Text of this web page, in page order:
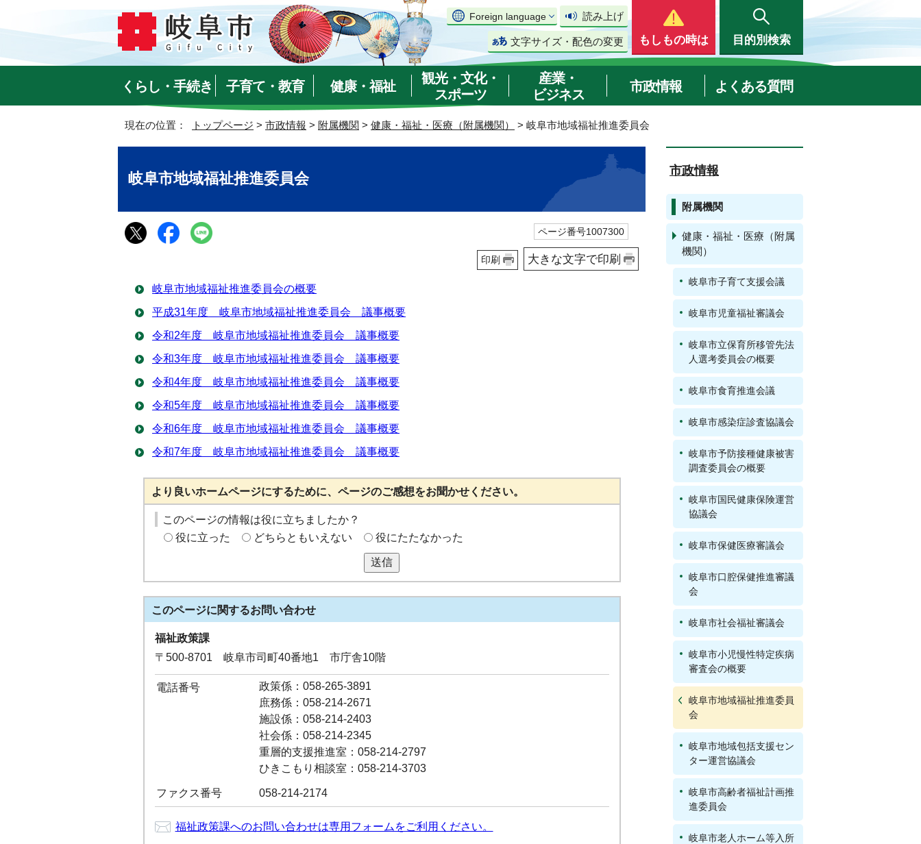
Foreign language 読み上げ
文字サイズ・配色の変更 もしもの時は 目的別検索
くらし・手続き 子育て・教育 健康・福祉
観光・文化・
スポーツ
産業・
ビジネス
市政情報 よくある質問
現在の位置： トップページ > 市政情報 > 附属機関 > 健康・福祉・医療（附属機関） > 岐阜市地域福祉推進委員会
岐阜市地域福祉推進委員会
ページ番号1007300
印刷 大きな文字で印刷
岐阜市地域福祉推進委員会の概要
平成31年度 岐阜市地域福祉推進委員会 議事概要
令和2年度 岐阜市地域福祉推進委員会 議事概要
令和3年度 岐阜市地域福祉推進委員会 議事概要
令和4年度 岐阜市地域福祉推進委員会 議事概要
令和5年度 岐阜市地域福祉推進委員会 議事概要
令和6年度 岐阜市地域福祉推進委員会 議事概要
令和7年度 岐阜市地域福祉推進委員会 議事概要
より良いホームページにするために、ページのご感想をお聞かせください。
このページの情報は役に立ちましたか？
役に立った
どちらともいえない 役にたたなかった
送信
このページに関するお問い合わせ
福祉政策課
〒500-8701 岐阜市司町40番地1 市庁舎10階
電話番号
政策係：058-265-3891
庶務係：058-214-2671
施設係：058-214-2403
社会係：058-214-2345
重層的支援推進室：058-214-2797
ひきこもり相談室：058-214-3703
ファクス番号 058-214-2174
福祉政策課へのお問い合わせは専用フォームをご利用ください。
市政情報
附属機関
健康・福祉・医療（附属
機関）
岐阜市子育て支援会議
岐阜市児童福祉審議会
岐阜市立保育所移管先法
人選考委員会の概要
岐阜市食育推進会議
岐阜市感染症診査協議会
岐阜市予防接種健康被害
調査委員会の概要
岐阜市国民健康保険運営
協議会
岐阜市保健医療審議会
岐阜市口腔保健推進審議
会
岐阜市社会福祉審議会
岐阜市小児慢性特定疾病
審査会の概要
岐阜市地域福祉推進委員
会
岐阜市地域包括支援セン
ター運営協議会
岐阜市高齢者福祉計画推
進委員会
岐阜市老人ホーム等入所